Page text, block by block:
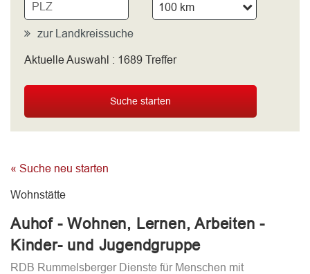
100 km
zur Landkreissuche
bitte wählen
Aktuelle Auswahl : 1689 Treffer
Suche starten
« Suche neu starten
Wohnstätte
Auhof - Wohnen, Lernen, Arbeiten -
Kinder- und Jugendgruppe
RDB Rummelsberger Dienste für Menschen mit